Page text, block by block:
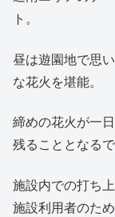
ト。
昼は遊園地で思
な花火を堪能。
締めの花火が一
残ることとなるで
施設内での打ち
施設利用者のた